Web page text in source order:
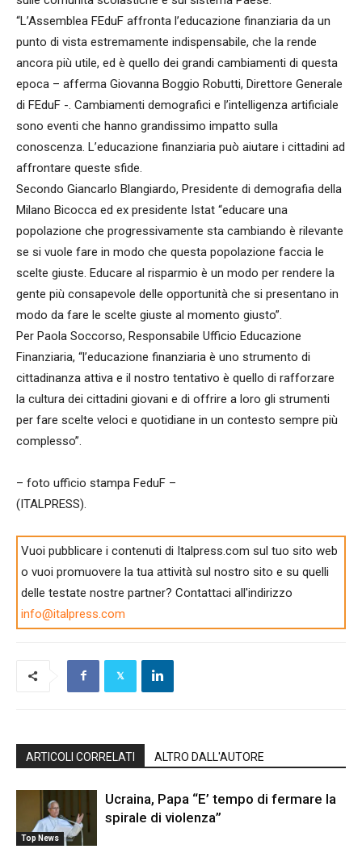
“L’Assemblea FEduF affronta l’educazione finanziaria da un
punto di vista estremamente indispensabile, che la rende
ancora più utile, ed è quello dei grandi cambiamenti di questa
epoca – afferma Giovanna Boggio Robutti, Direttore Generale
di FEduF -. Cambiamenti demografici e l’intelligenza artificiale
sono eventi che hanno grandissimo impatto sulla
conoscenza. L’educazione finanziaria può aiutare i cittadini ad
affrontare queste sfide.
Secondo Giancarlo Blangiardo, Presidente di demografia della
Milano Bicocca ed ex presidente Istat “educare una
popolazione che progressivamente sta cambiando è rilevante
se si vuole fare in modo che questa popolazione faccia le
scelte giuste. Educare al risparmio è un modo per rendere la
gente più consapevole delle opportunità che si presentano in
modo da fare le scelte giuste al momento giusto”.
Per Paola Soccorso, Responsabile Ufficio Educazione
Finanziaria, “l’educazione finanziaria è uno strumento di
cittadinanza attiva e il nostro tentativo è quello di rafforzare
la cultura dei cittadini giovani e di offrire a loro gli strumenti
per fare scelte veloci e quotidiane in un contesto sempre più
complesso”.
– foto ufficio stampa FeduF –
(ITALPRESS).
Vuoi pubblicare i contenuti di Italpress.com sul tuo sito web
o vuoi promuovere la tua attività sul nostro sito e su quelli
delle testate nostre partner? Contattaci all'indirizzo
info@italpress.com
ARTICOLI CORRELATI ALTRO DALL'AUTORE
Top News
Ucraina, Papa “E’ tempo di fermare la
spirale di violenza”